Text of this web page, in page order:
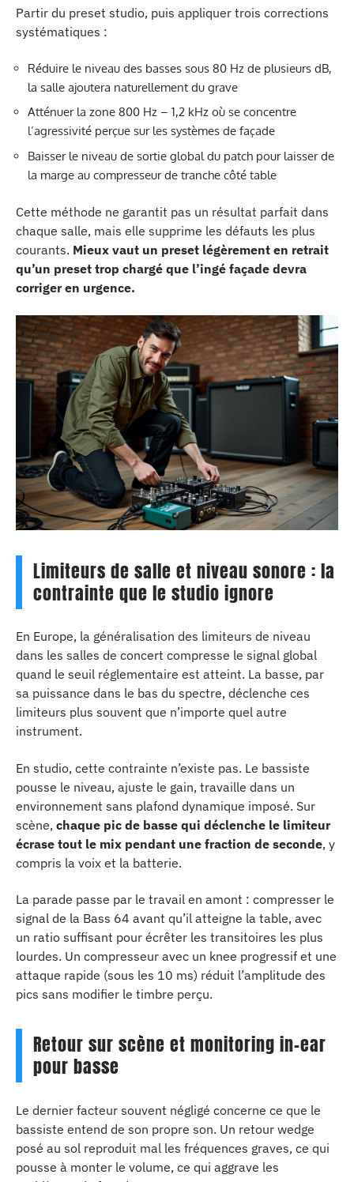
Partir du preset studio, puis appliquer trois corrections
systématiques :
Réduire le niveau des basses sous 80 Hz de plusieurs dB,
la salle ajoutera naturellement du grave
Atténuer la zone 800 Hz – 1,2 kHz où se concentre
l’agressivité perçue sur les systèmes de façade
Baisser le niveau de sortie global du patch pour laisser de
la marge au compresseur de tranche côté table
Cette méthode ne garantit pas un résultat parfait dans
chaque salle, mais elle supprime les défauts les plus
courants. Mieux vaut un preset légèrement en retrait
qu’un preset trop chargé que l’ingé façade devra
corriger en urgence.
Limiteurs de salle et niveau sonore : la
contrainte que le studio ignore
En Europe, la généralisation des limiteurs de niveau
dans les salles de concert compresse le signal global
quand le seuil réglementaire est atteint. La basse, par
sa puissance dans le bas du spectre, déclenche ces
limiteurs plus souvent que n’importe quel autre
instrument.
En studio, cette contrainte n’existe pas. Le bassiste
pousse le niveau, ajuste le gain, travaille dans un
environnement sans plafond dynamique imposé. Sur
scène, chaque pic de basse qui déclenche le limiteur
écrase tout le mix pendant une fraction de seconde, y
compris la voix et la batterie.
La parade passe par le travail en amont : compresser le
signal de la Bass 64 avant qu’il atteigne la table, avec
un ratio suffisant pour écrêter les transitoires les plus
lourdes. Un compresseur avec un knee progressif et une
attaque rapide (sous les 10 ms) réduit l’amplitude des
pics sans modifier le timbre perçu.
Retour sur scène et monitoring in-ear
pour basse
Le dernier facteur souvent négligé concerne ce que le
bassiste entend de son propre son. Un retour wedge
posé au sol reproduit mal les fréquences graves, ce qui
pousse à monter le volume, ce qui aggrave les